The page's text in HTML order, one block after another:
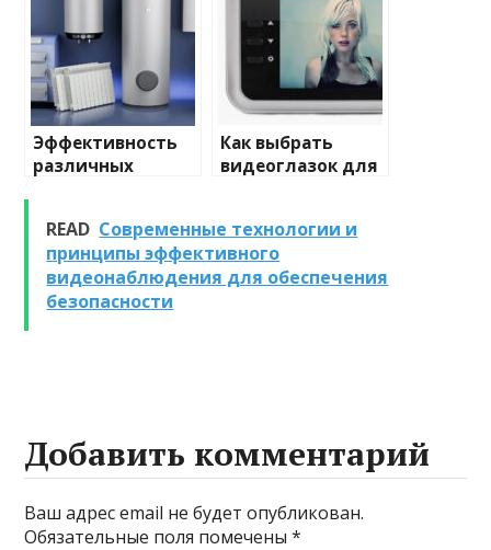
Эффективность
различных
очистке и
промывке котлов
Как выбрать
видеоглазок для
READ Современные технологии и
принципы эффективного
видеонаблюдения для обеспечения
безопасности
Добавить комментарий
Ваш адрес email не будет опубликован.
Обязательные поля помечены*